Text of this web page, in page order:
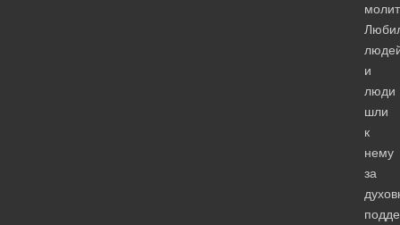
и
люди
шли
к
нему
за